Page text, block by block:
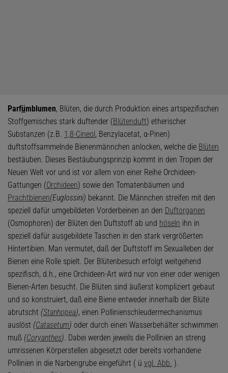
Parfümblumen, Blüten, die durch Produktion eines artspezifischen
Stoffgemisches stark duftender (Blütenduft) etherischer
Substanzen (z.B. 1,8-Cineol, Benzylacetat, α-Pinen)
duftstoffsammelnde Bienenmännchen anlocken, welche die Blüten
bestäuben. Dieses Bestäubungsprinzip kommt in den Tropen der
Neuen Welt vor und ist vor allem von einer Reihe Orchideen-
Gattungen (Orchideen) sowie den Tomatenbäumen und
Prachtbienen(Euglossini) bekannt. Die Männchen streifen mit den
speziell dafür umgebildeten Vorderbeinen an den Duftorganen
(Osmophoren) der Blüten den Duftstoff ab und höseln ihn in
speziell dafür ausgebildete Taschen in den stark vergrößerten
Hintertibien. Man vermutet, daß der Duftstoff im Sexualleben der
Bienen eine Rolle spielt. Der Blütenbesuch erfolgt weitgehend
spezifisch, d.h., eine Orchideen-Art wird nur von einer oder wenigen
Bienen-Arten besucht. Die Blüten sind äußerst kompliziert gebaut
und so konstruiert, daß eine Biene entweder innerhalb der Blüte
abrutscht (Stanhopea), einen Pollinienschleudermechanismus
auslöst (Catasetum) oder durch einen Wasserbehälter schwimmen
muß (Coryanthes). Dabei werden jeweils die Pollinien an streng
umrissenen Körperstellen abgesetzt oder bereits vorhandene
Pollinien in die Narbengrube eingeführt ( ü vgl. Abb. ).